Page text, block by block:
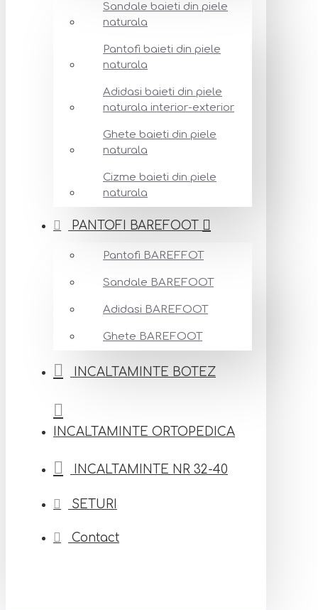
Sandale baieti din piele
naturala
Pantofi baieti din piele
naturala
Adidasi baieti din piele
naturala interior-exterior
Ghete baieti din piele
naturala
Cizme baieti din piele
naturala
PANTOFI BAREFOOT
Pantofi BAREFFOT
Sandale BAREFOOT
Adidasi BAREFOOT
Ghete BAREFOOT
INCALTAMINTE BOTEZ
INCALTAMINTE ORTOPEDICA
INCALTAMINTE NR 32-40
SETURI
Contact